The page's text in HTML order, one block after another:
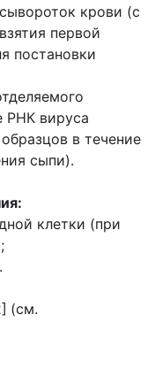
крови (с
первой
постановки
РНК вируса
в течение
сыпи).
клетки (при
(см.